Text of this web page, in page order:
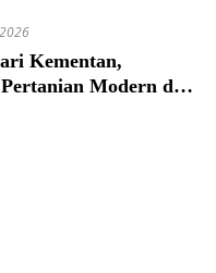
Kementan,
Modern dan